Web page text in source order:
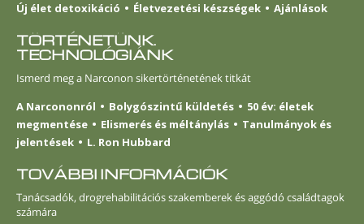
Új élet detoxikáció
Életvezetési készségek Ajánlások
TÖRTÉNETÜNK.
TECHNOLÓGIÁNK
Ismerd meg a Narconon sikertörténetének titkát
A Narcononról
Bolygószintű küldetés
50 év: életek
megmentése
Elismerés és méltánylás
Tanulmányok és
jelentések
L. Ron Hubbard
TOVÁBBI INFORMÁCIÓK
Tanácsadók, drogrehabilitációs szakemberek és aggódó családtagok
számára